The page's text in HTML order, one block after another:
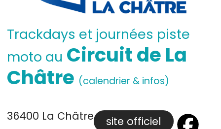
Trackdays et journées piste
moto au Circuit de La
Châtre (calendrier & infos)
36400 La Châtre site officiel